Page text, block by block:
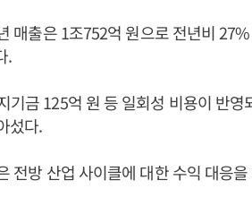
매출은 1조752억 원으로 전년비
.
기금 125억 원 등 일회성 비용이 반
섰다.
전방 산업 사이클에 대한 수익 대응